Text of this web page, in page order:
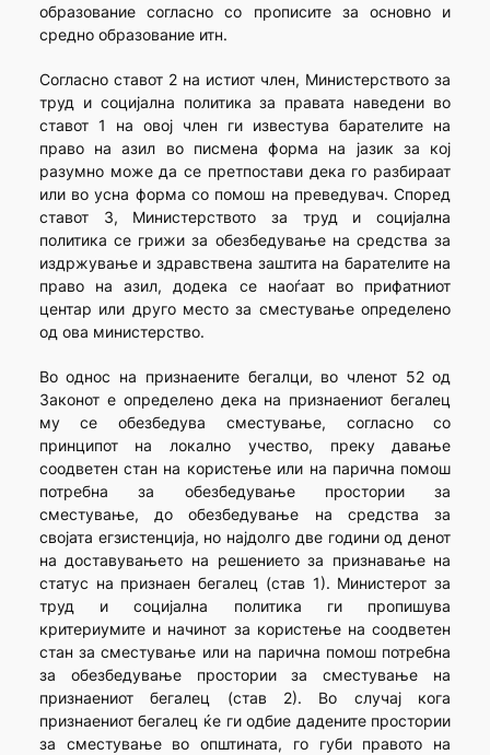
образование согласно со прописите за основно и
средно образование итн.
Согласно ставот 2 на истиот член, Министерството за
труд и социјална политика за правата наведени во
ставот 1 на овој член ги известува барателите на
право на азил во писмена форма на јазик за кој
разумно може да се претпостави дека го разбираат
или во усна форма со помош на преведувач. Според
ставот 3, Министерството за труд и социјална
политика се грижи за обезбедување на средства за
издржување и здравствена заштита на барателите на
право на азил, додека се наоѓаат во прифатниот
центар или друго место за сместување определено
од ова министерство.
Во однос на признаените бегалци, во членот 52 од
Законот е определено дека на признаениот бегалец
му се обезбедува сместување, согласно со
принципот на локално учество, преку давање
соодветен стан на користење или на парична помош
потребна за обезбедување простории за
сместување, до обезбедување на средства за
својата егзистенција, но најдолго две години од денот
на доставувањето на решението за признавање на
статус на признаен бегалец (став 1). Министерот за
труд и социјална политика ги пропишува
критериумите и начинот за користење на соодветен
стан за сместување или на парична помош потребна
за обезбедување простории за сместување на
признаениот бегалец (став 2). Во случај кога
признаениот бегалец ќе ги одбие дадените простории
за сместување во општината, го губи правото на